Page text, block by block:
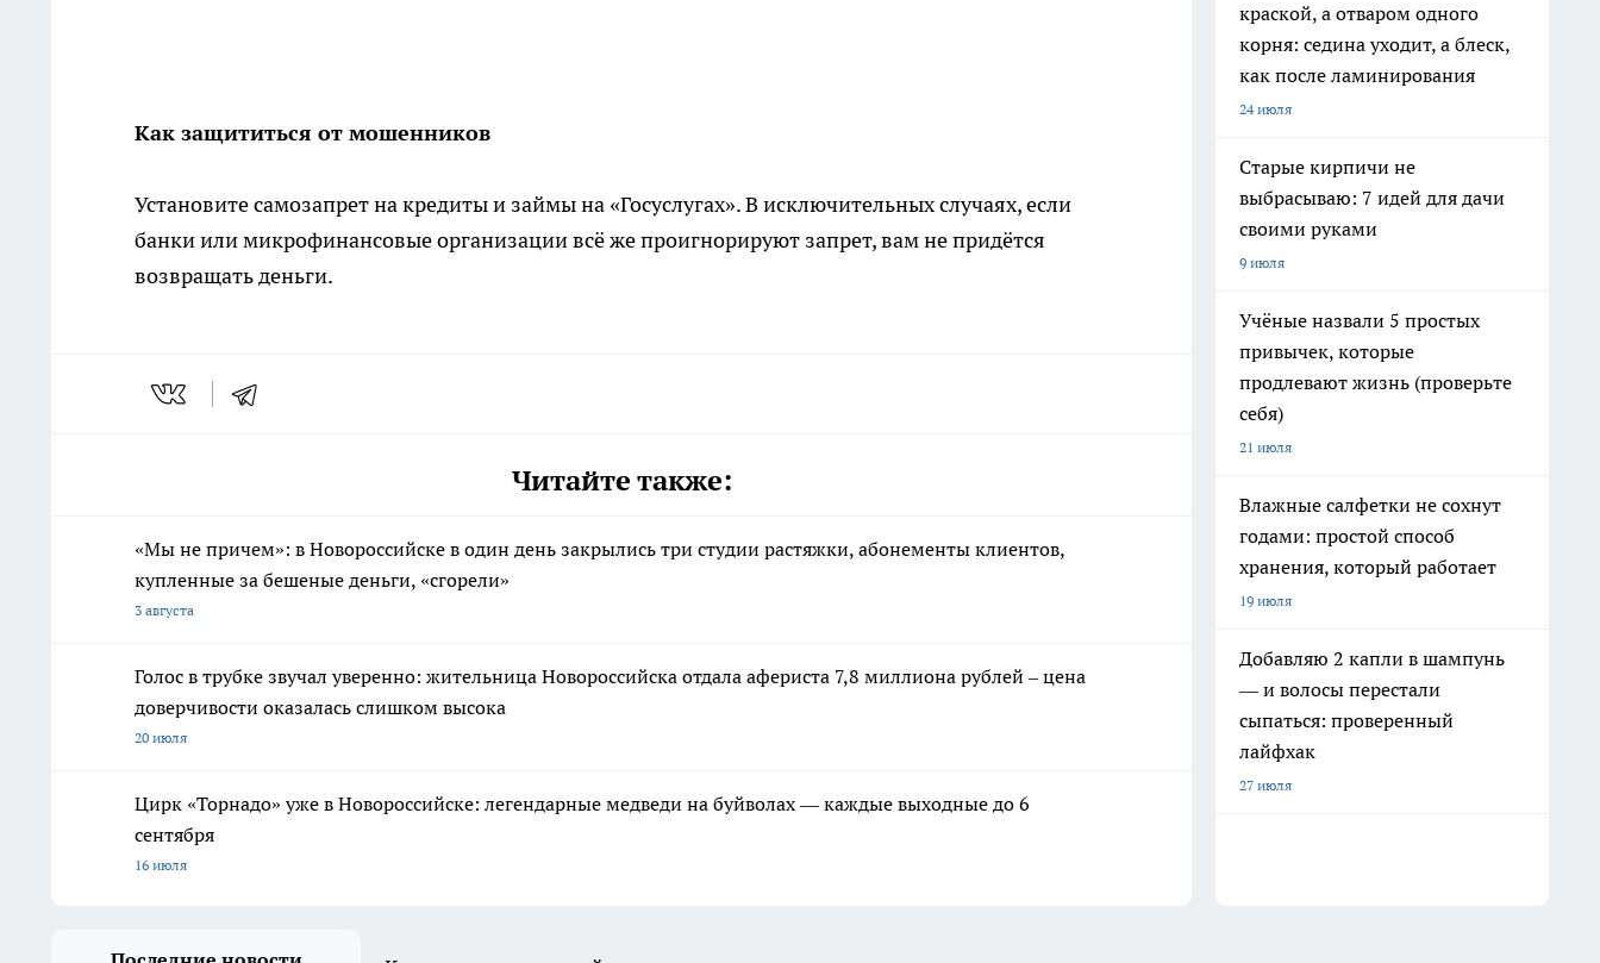
Как защититься от мошенников
Установите самозапрет на кредиты и займы на «Госуслугах». В исключительных случаях, если
банки или микрофинансовые организации всё же проигнорируют запрет, вам не придётся
возвращать деньги.
Читайте также:
«Мы не причем»: в Новороссийске в один день закрылись три студии растяжки, абонементы клиентов,
купленные за бешеные деньги, «сгорели»
3 августа
Голос в трубке звучал уверенно: жительница Новороссийска отдала афериста 7,8 миллиона рублей – цена
доверчивости оказалась слишком высока
20 июля
Цирк «Торнадо» уже в Новороссийске: легендарные медведи на буйволах — каждые выходные до 6
сентября
16 июля
краской, а отваром одного
корня: седина уходит, а блеск,
как после ламинирования
24 июля
Старые кирпичи не
выбрасываю: 7 идей для дачи
своими руками
9 июля
Учёные назвали 5 простых
привычек, которые
продлевают жизнь (проверьте
себя)
21 июля
Влажные салфетки не сохнут
годами: простой способ
хранения, который работает
19 июля
Добавляю 2 капли в шампунь
— и волосы перестали
сыпаться: проверенный
лайфхак
27 июля